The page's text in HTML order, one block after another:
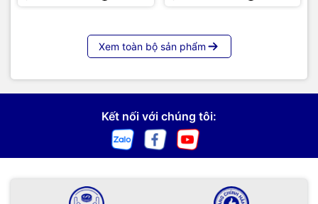
Xem toàn bộ sản phẩm
Kết nối với chúng tôi: